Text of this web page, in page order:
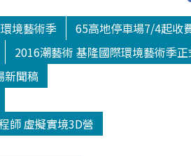
境藝術季
65高地停車場7/4起收
2016潮藝術 基隆國際環境藝術季
新聞稿
師 虛擬實境3D營